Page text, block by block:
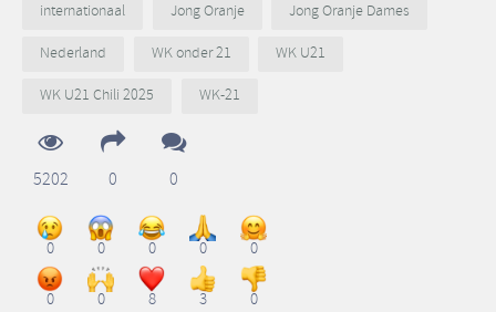
internationaal Jong Oranje
Jong Oranje Dames
Nederland
WK onder 21
WK U21
WK U21 Chili 2025
WK-21
5202 0 0
0 0 0 0 0
0 0 8 3 0